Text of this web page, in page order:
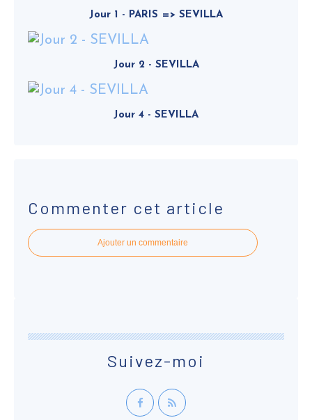
Jour 1 - PARIS => SEVILLA
Jour 2 - SEVILLA
Jour 4 - SEVILLA
Commenter cet article
Ajouter un commentaire
Suivez-moi